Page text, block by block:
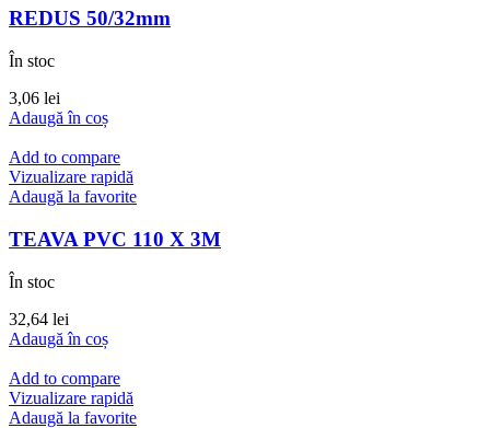
REDUS 50/32mm
În stoc
3,06 lei
Adaugă în coș
Add to compare
Vizualizare rapidă
Adaugă la favorite
TEAVA PVC 110 X 3M
În stoc
32,64 lei
Adaugă în coș
Add to compare
Vizualizare rapidă
Adaugă la favorite